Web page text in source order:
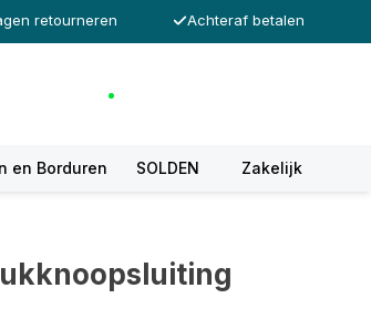
retourneren Achteraf betalen
en Borduren SOLDEN Zakelijk